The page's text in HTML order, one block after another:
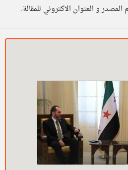
و العنوان الاكتروني للمقالة.